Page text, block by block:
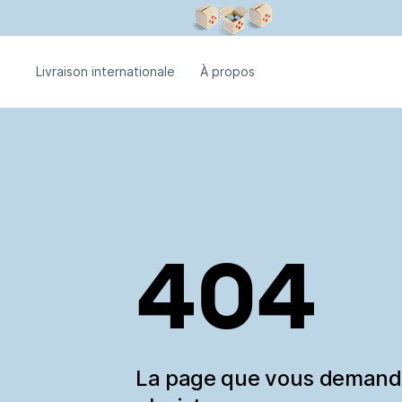
Livraison internationale À propos
404
La page que vous